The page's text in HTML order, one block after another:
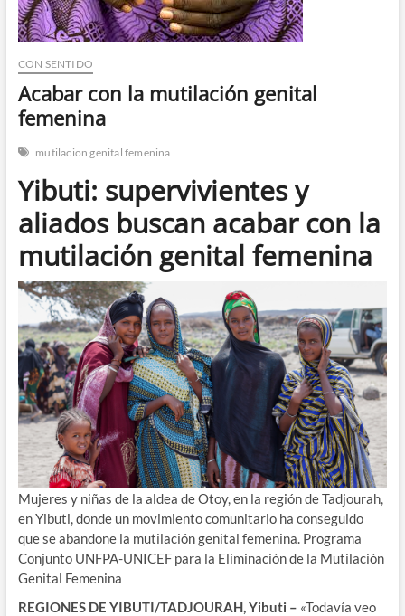
CON SENTIDO
Acabar con la mutilación genital
femenina
mutilacion genital femenina
Yibuti: supervivientes y
aliados buscan acabar con la
mutilación genital femenina
Mujeres y niñas de la aldea de Otoy, en la región de Tadjourah,
en Yibuti, donde un movimiento comunitario ha conseguido
que se abandone la mutilación genital femenina. Programa
Conjunto UNFPA-UNICEF para la Eliminación de la Mutilación
Genital Femenina
REGIONES DE YIBUTI/TADJOURAH, Yibuti – «Todavía veo